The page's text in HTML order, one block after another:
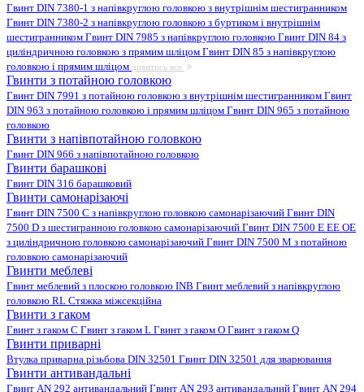
Гвинт DIN 7380-1 з напівкруглою головкою з внутрішнім шестигранником
Гвинт DIN 7380-2 з напівкруглою головкою з буртиком і внутрішнім
шестигранником Гвинт DIN 7985 з напівкруглою головкою Гвинт DIN 84 з
циліндричною головкою з прямим шліцом Гвинт DIN 85 з напівкруглою
головкою і прямим шліцом дивитись все
Гвинти з потайною головкою
Гвинт DIN 7991 з потайною головкою з внутрішнім шестигранником Гвинт
DIN 963 з потайною головкою і прямим шліцом Гвинт DIN 965 з потайною
головкою
Гвинти з напівпотайною головкою
Гвинт DIN 966 з напівпотайною головкою
Гвинти барашкові
Гвинт DIN 316 барашковий
Гвинти самонарізаючі
Гвинт DIN 7500 C з напівкруглою головкою самонарізаючий Гвинт DIN
7500 D з шестигранною головкою самонарізаючий Гвинт DIN 7500 E EE OE
з циліндричною головкою самонарізаючий Гвинт DIN 7500 M з потайною
головкою самонарізаючий
Гвинти меблеві
Гвинт меблевий з плоскою головкою INB Гвинт меблевий з напівкруглою
головкою RL Стяжка міжсекційна
Гвинти з гаком
Гвинт з гаком C Гвинт з гаком L Гвинт з гаком O Гвинт з гаком Q
Гвинти приварні
Втулка приварна різьбова DIN 32501 Гвинт DIN 32501 для зварювання
Гвинти антивандальні
Гвинт AN 292 антивандальний Гвинт AN 293 антивандальний Гвинт AN 294